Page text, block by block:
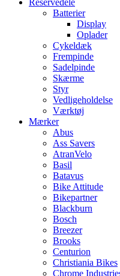
Batterier
Display
Oplader
Cykeldæk
Frempinde
Sadelpinde
Skærme
Styr
Vedligeholdelse
Værktøj
Mærker
Abus
Ass Savers
AtranVelo
Basil
Batavus
Bike Attitude
Bikepartner
Blackburn
Bosch
Breezer
Brooks
Centurion
Christiania Bikes
Chrome